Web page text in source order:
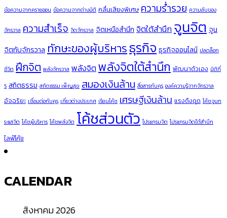
ข้อความจากครายออน ข้อความจากต่างมิติ คลื่นเสียงพิเศษ ความร่ำรวย ความลับของ
จักรวาล ความสำเร็จ จิตจักรวาล จิตเหนือสำนึก จิตใต้สำนึก จูนจิต จูน
จิตกับจักรวาล ทักษะของผู้บริหารธุรกิจ ธุรกิจออนไลน์ ปลดล็อก
ชีวิต ฝึกจิต พลังจักรวาล พลังจิต พลังจิตใต้สำนึก พัฒนาตัวเอง มิติที่
5 สถิตธรรม สถิตธรรม เพ็ญสุข สมองเงินล้าน สื่อสารกับคุรุ องค์ความรู้จากจักรวาล
อัจฉริยะ เชื่อมต่อกับคุรุ เที่ยวต่างประเทศ เรียนโค้ช เศรษฐีเงินล้าน แรงดึงดูด โค้ชจูนก
ระแสจิต โค้ชผู้บริหาร โค้ชพลังจิต โค้ชส่วนตัว โปรแกรมจิต โปรแกรมจิตใต้สำนึก
ไลฟ์โค้ช
CALENDAR
สิงหาคม 2026